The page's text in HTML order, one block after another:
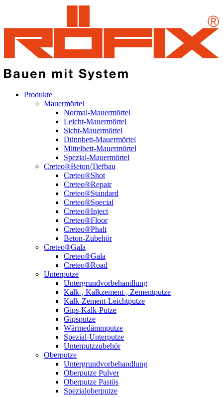
Produkte
Mauermörtel
Normal-Mauermörtel
Leicht-Mauermörtel
Sicht-Mauermörtel
Dünnbett-Mauermörtel
Mittelbett-Mauermörtel
Spezial-Mauermörtel
Creteo®Beton/Tiefbau
Creteo®Shot
Creteo®Repair
Creteo®Standard
Creteo®Special
Creteo®Inject
Creteo®Floor
Creteo®Phalt
Beton-Zubehör
Creteo®Gala
Creteo®Gala
Creteo®Road
Unterputze
Untergrundvorbehandlung
Kalk-, Kalkzement-, Zementputze
Kalk-Zement-Leichtputze
Gips-Kalk-Putze
Gipsputze
Wärmedämmputze
Spezial-Unterputze
Unterputzzubehör
Oberputze
Untergrundvorbehandlung
Oberputze Pulver
Oberputze Pastös
Spezialoberputze